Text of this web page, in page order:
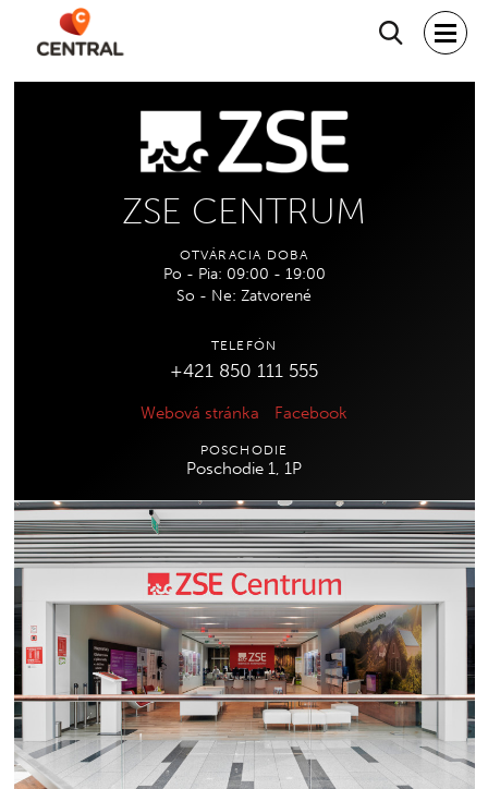
Hľadať
ZSE CENTRUM
OTVÁRACIA DOBA
Po - Pia: 09:00 - 19:00
So - Ne: Zatvorené
TELEFÓN
+421 850 111 555
Webová stránka Facebook
POSCHODIE
Poschodie 1, 1P